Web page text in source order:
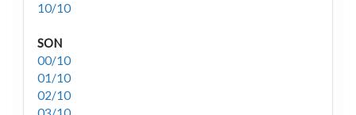
10/10
SON
00/10
01/10
02/10